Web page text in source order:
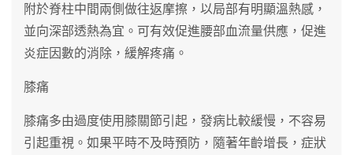
附於脊柱中間兩側做往返摩擦，以局部有明顯溫熱感，
並向深部透熱為宜。可有效促進腰部血流量供應，促進
炎症因數的消除，緩解疼痛。
膝痛
膝痛多由過度使用膝關節引起，發病比較緩慢，不容易
引起重視。如果平時不及時預防，隨著年齡增長，症狀